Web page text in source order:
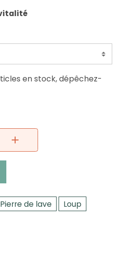
en stock, dépêchez-
Pierre de lave
Loup